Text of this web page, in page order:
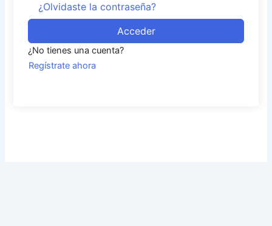
¿Olvidaste la contraseña?
Acceder
¿No tienes una cuenta?
Regístrate ahora